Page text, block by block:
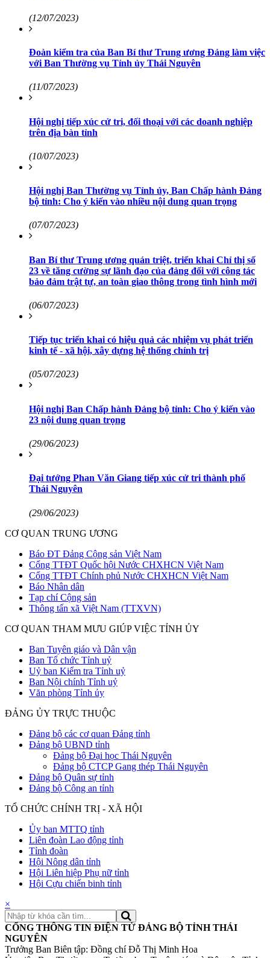
(12/07/2023)
Đoàn kiểm tra của Ban Bí thư Trung ương Đảng làm việc
với Ban Thường vụ Tỉnh ủy Thái Nguyên
(11/07/2023)
Hội nghị tiếp xúc cử tri, đối thoại với các doanh nghiệp
trên địa bàn tỉnh
(10/07/2023)
Hội nghị Ban Thường vụ Tỉnh ủy, Ban Chấp hành Đảng
bộ tỉnh: Cho ý kiến vào nhiều nội dung quan trọng
(07/07/2023)
Ban Bí thư Trung ương quán triệt, triển khai Chỉ thị số
23 về tăng cường sự lãnh đạo của đảng đối với công tác
bảo đảm trật tự, an toàn giao thông trong tình hình mới
(06/07/2023)
Tiếp tục triển khai có hiệu quả các nhiệm vụ phát triển
kinh tế - xã hội, xây dựng hệ thống chính trị
(05/07/2023)
Hội nghị Ban Chấp hành Đảng bộ tỉnh: Cho ý kiến vào
23 nội dung quan trọng
(29/06/2023)
Đại tướng Phan Văn Giang tiếp xúc cử tri thành phố
Thái Nguyên
(29/06/2023)
CƠ QUAN TRUNG ƯƠNG
Báo ĐT Đảng Cộng sản Việt Nam
Cổng TTĐT Quốc hội Nước CHXHCN Việt Nam
Cổng TTĐT Chính phủ Nước CHXHCN Việt Nam
Báo Nhân dân
Tạp chí Cộng sản
Thông tấn xã Việt Nam (TTXVN)
CƠ QUAN THAM MƯU GIÚP VIỆC TỈNH ỦY
Ban Tuyên giáo và Dân vận
Ban Tổ chức Tỉnh uỷ
Uỷ ban Kiểm tra Tỉnh uỷ
Ban Nội chính Tỉnh uỷ
Văn phòng Tỉnh ủy
ĐẢNG ỦY TRỰC THUỘC
Đảng bộ các cơ quan Đảng tỉnh
Đảng bộ UBND tỉnh
Đảng bộ Đại học Thái Nguyên
Đảng bộ CTCP Gang thép Thái Nguyên
Đảng bộ Quân sự tỉnh
Đảng bộ Công an tỉnh
TỔ CHỨC CHÍNH TRỊ - XÃ HỘI
Ủy ban MTTQ tỉnh
Liên đoàn Lao động tỉnh
Tỉnh đoàn
Hội Nông dân tỉnh
Hội Liên hiệp Phụ nữ tỉnh
Hội Cựu chiến binh tỉnh
×
CỔNG THÔNG TIN ĐIỆN TỬ ĐẢNG BỘ TỈNH THÁI
NGUYÊN
Trưởng Ban Biên tập: Đồng chí Đỗ Thị Minh Hoa